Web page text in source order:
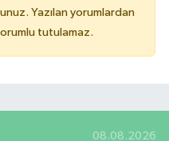
Yazılan yorumlardan
tutulamaz.
08.08.2026